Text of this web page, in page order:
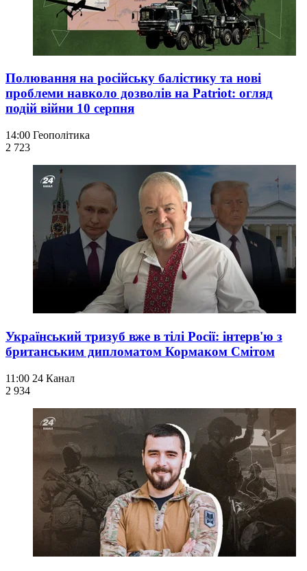
Полювання на російську балістику та нові
проблеми навколо дозволів на Patriot: огляд
подій війни 10 серпня
14:00 Геополітика
2 723
Український тризуб вже в тілі Росії: інтерв'ю з
британським дипломатом Кормаком Смітом
11:00 24 Канал
2 934